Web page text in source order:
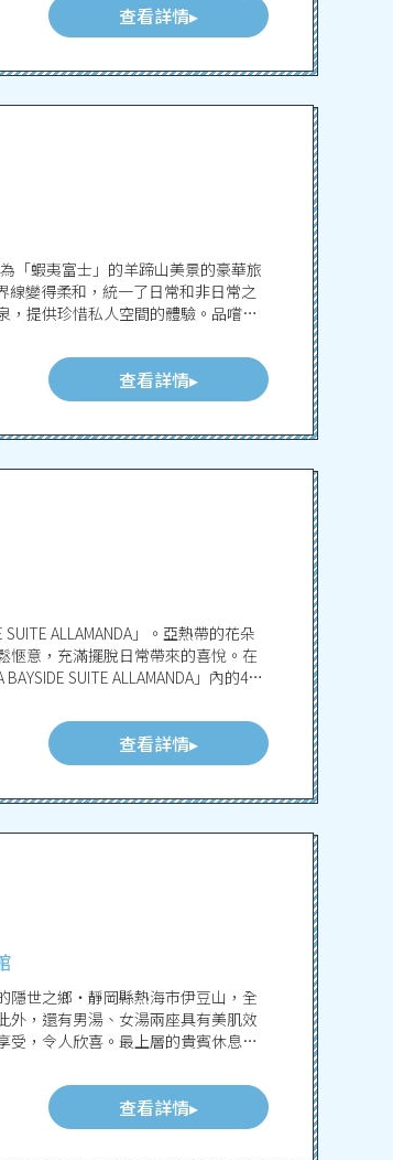
查看詳情
「蝦夷富士」的羊蹄山美景的豪華旅
變得柔和，統一了日常和非日常之
，提供珍惜私人空間的體驗。品嚐北
查看詳情
ALLAMANDA」。亞熱帶的花朵
愜意，充滿擺脫日常帶來的喜悅。在
SUITE ALLAMANDA」內的4家
查看詳情
隱世之鄉・靜岡縣熱海市伊豆山，全
外，還有男湯、女湯兩座具有美肌效
受，令人欣喜。最上層的貴賓休息室
查看詳情